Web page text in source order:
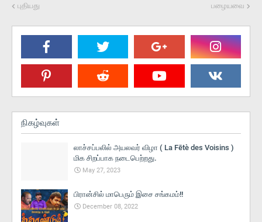
புதியது பழையவை
நிகழ்வுகள்
லாச்சப்பலில் அயலவர் விழா ( La Fētè des Voisins )
மிக சிறப்பாக நடைபெற்றது.
May 27, 2023
பிரான்சில் மாபெரும் இசை சங்கமம்!!
December 08, 2022